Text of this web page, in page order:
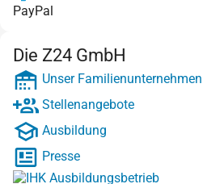
PayPal
Die Z24 GmbH
Unser Familienunternehmen
Stellenangebote
Ausbildung
Presse